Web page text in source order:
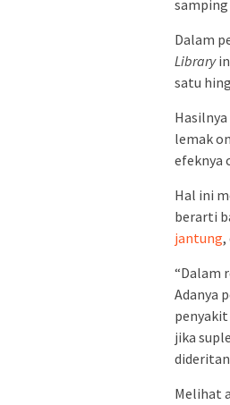
Dalam
Library
satu
lemak
efeknya
Hal ini
berarti
jantung,
“Dalam
Adanya
jika
Melihat